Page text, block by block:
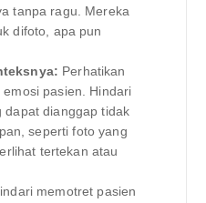
tanpa ragu. Mereka
difoto, apa pun
Perhatikan
pasien. Hindari
dapat dianggap tidak
seperti foto yang
tertekan atau
memotret pasien